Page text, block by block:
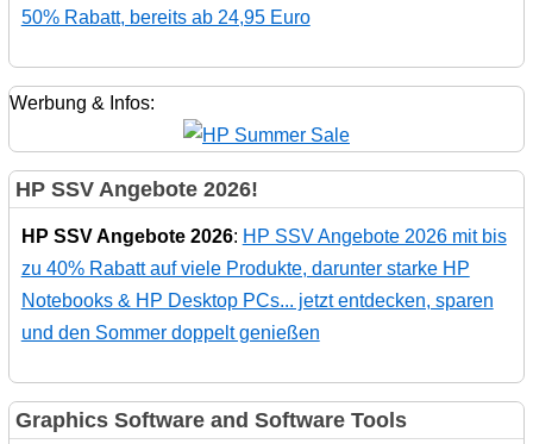
50% Rabatt, bereits ab 24,95 Euro
Werbung & Infos:
HP SSV Angebote 2026!
HP SSV Angebote 2026: HP SSV Angebote 2026 mit bis
zu 40% Rabatt auf viele Produkte, darunter starke HP
Notebooks & HP Desktop PCs... jetzt entdecken, sparen
und den Sommer doppelt genießen
Graphics Software and Software Tools